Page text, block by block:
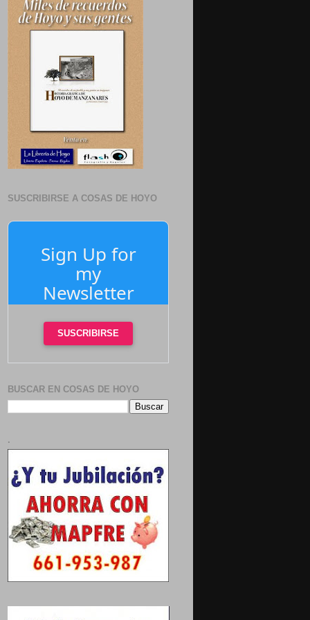
SUSCRIBIRSE A COSAS DE HOYO
Sign Up for
my
Newsletter
SUSCRIBIRSE
BUSCAR EN COSAS DE HOYO
.